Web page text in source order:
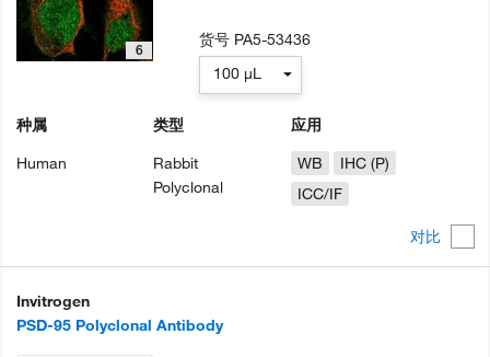
对比
6
种属
Human
类型
Rabbit
Polyclonal
应用
WB
IHC (P)
ICC/IF
货号 PA5-53436
100 µL
Invitrogen
PSD-95 Polyclonal Antibody